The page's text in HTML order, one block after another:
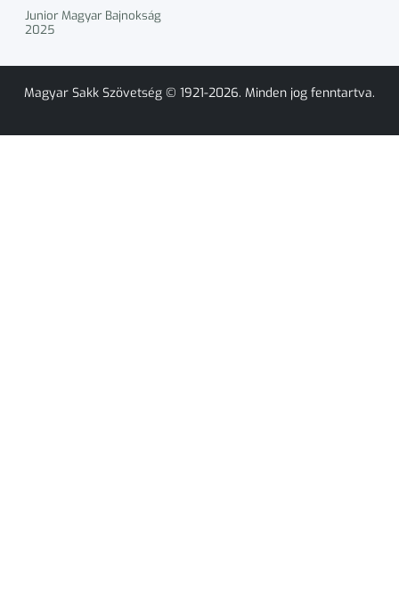
Junior Magyar Bajnokság
2025
Magyar Sakk Szövetség © 1921-2026. Minden jog fenntartva.